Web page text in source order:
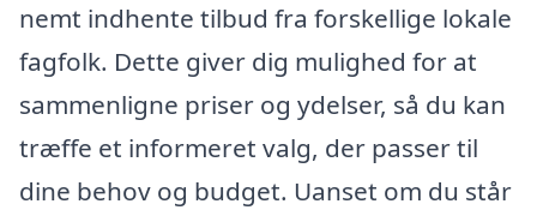
nemt indhente tilbud fra forskellige lokale
fagfolk. Dette giver dig mulighed for at
sammenligne priser og ydelser, så du kan
træffe et informeret valg, der passer til
dine behov og budget. Uanset om du står